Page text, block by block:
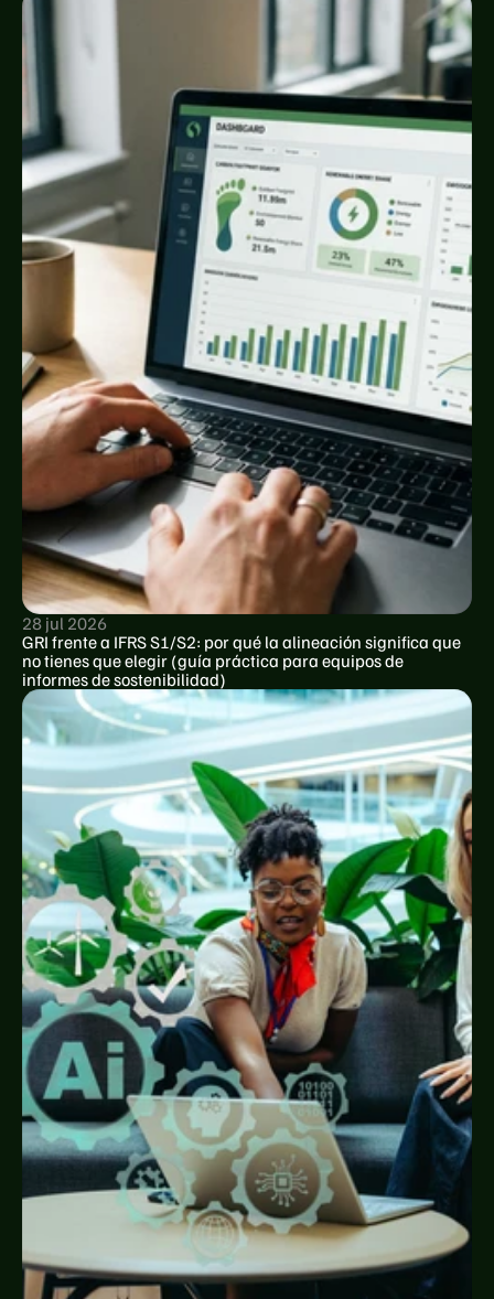
28 jul 2026
GRI frente a IFRS S1/S2: por qué la alineación significa que
no tienes que elegir (guía práctica para equipos de
informes de sostenibilidad)